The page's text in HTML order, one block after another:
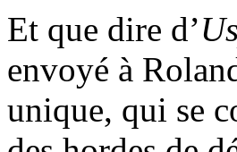
Et que dire d’
envoyé à
unique, qui se